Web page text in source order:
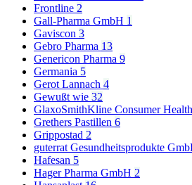
Frontline 2
Gall-Pharma GmbH 1
Gaviscon 3
Gebro Pharma 13
Genericon Pharma 9
Germania 5
Gerot Lannach 4
Gewußt wie 32
GlaxoSmithKline Consumer
Grethers Pastillen 6
Grippostad 2
guterrat Gesundheitsprodukte
Hafesan 5
Hager Pharma GmbH 2